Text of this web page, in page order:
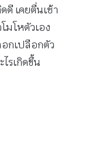
ดี เคยตื่นเช้า
มโหตัวเอง
อกเปลือกตัว
รเกิดขึ้น